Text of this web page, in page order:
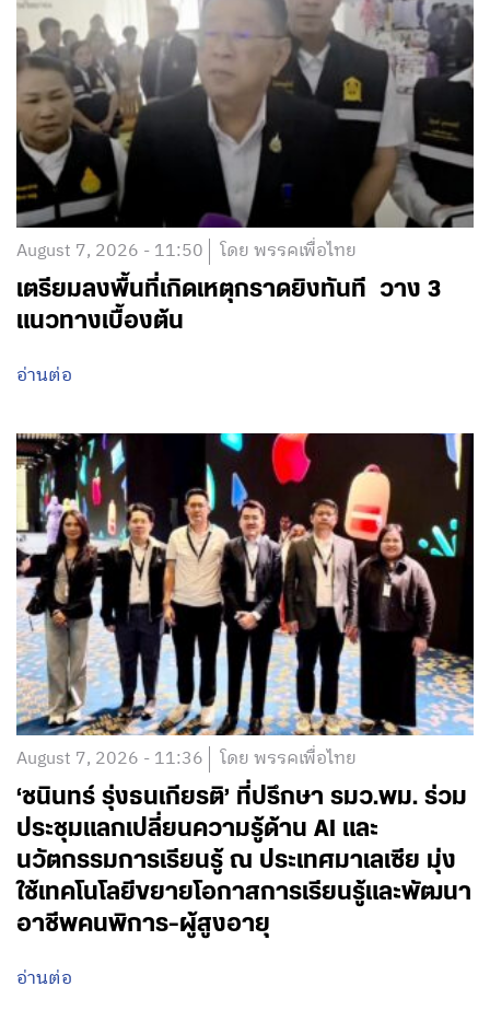
August 7, 2026 - 11:50 โดย พรรคเพื่อไทย
เตรียมลงพื้นที่เกิดเหตุกราดยิงทันที วาง 3
แนวทางเบื้องต้น
อ่านต่อ
August 7, 2026 - 11:36 โดย พรรคเพื่อไทย
‘ชนินทร์ รุ่งธนเกียรติ’ ที่ปรึกษา รมว.พม. ร่วม
ประชุมแลกเปลี่ยนความรู้ด้าน AI และ
นวัตกรรมการเรียนรู้ ณ ประเทศมาเลเซีย มุ่ง
ใช้เทคโนโลยีขยายโอกาสการเรียนรู้และพัฒนา
อาชีพคนพิการ-ผู้สูงอายุ
อ่านต่อ